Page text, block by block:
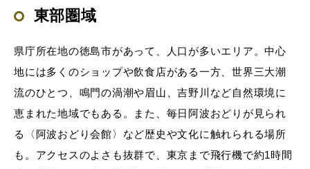
東部圏域
県庁所在地の徳島市があって、人口が多いエリア。中心
地には多くのショップや飲食店がある一方、世界三大潮
流のひとつ、鳴門の渦潮や眉山、吉野川など自然環境に
恵まれた地域でもある。また、毎日阿波おどりが見られ
る〈阿波おどり会館〉など歴史や文化に触れられる場所
も。アクセスのよさも抜群で、東京まで飛行機で約1時間